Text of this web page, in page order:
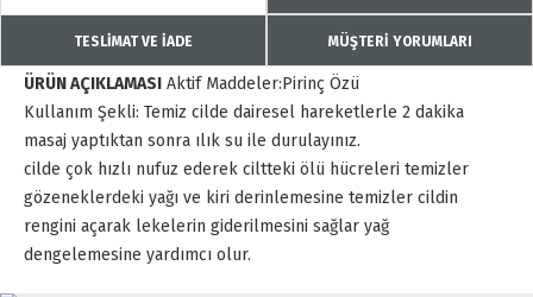
TESLİMAT VE İADE MÜŞTERİ YORUMLARI
ÜRÜN AÇIKLAMASI Aktif Maddeler:Pirinç Özü
Kullanım Şekli: Temiz cilde dairesel hareketlerle 2 dakika
masaj yaptıktan sonra ılık su ile durulayınız.
cilde çok hızlı nufuz ederek ciltteki ölü hücreleri temizler
gözeneklerdeki yağı ve kiri derinlemesine temizler cildin
rengini açarak lekelerin giderilmesini sağlar yağ
dengelemesine yardımcı olur.